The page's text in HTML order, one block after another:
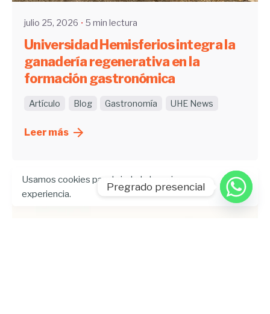
julio 25, 2026 5 min lectura
Universidad Hemisferios integra la
ganadería regenerativa en la
formación gastronómica
Artículo Blog Gastronomía UHE News
Leer más
Usamos cookies para brindarle la mejor
experiencia.
Pregrado presencial